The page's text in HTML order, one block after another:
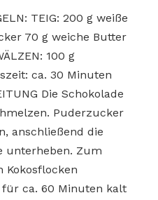
TEIG: 200 g weiße
70 g weiche Butter
100 g
ca. 30 Minuten
Die Schokolade
Puderzucker
anschließend die
unterheben. Zum
Kokosflocken
für ca. 60 Minuten kalt